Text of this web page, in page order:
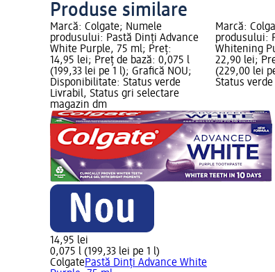
Produse similare
Marcă: Colgate; Numele
produsului: Pastă Dinți Advance
White Purple, 75 ml; Preț:
14,95 lei; Preț de bază: 0,075 l
(199,33 lei pe 1 l); Grafică NOU;
Disponibilitate: Status verde
Livrabil, Status gri selectare
magazin dm
14,95 lei
0,075 l (199,33 lei pe 1 l)
ColgatePastă Dinți Advance White
Marcă:
produsului:
Whitening
22,90 lei;
(229,00 lei
Status